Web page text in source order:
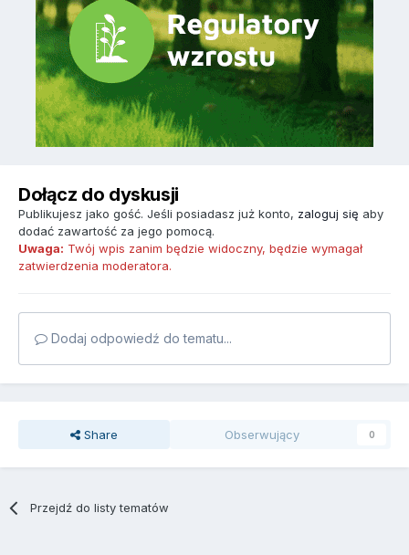
Dołącz do dyskusji
Publikujesz jako gość. Jeśli posiadasz już konto, zaloguj się aby
dodać zawartość za jego pomocą.
Uwaga: Twój wpis zanim będzie widoczny, będzie wymagał
zatwierdzenia moderatora.
Dodaj odpowiedź do tematu...
Share Obserwujący 0
Przejdź do listy tematów